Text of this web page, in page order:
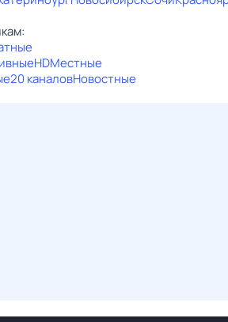
HDМестные
20 каналовНовостные